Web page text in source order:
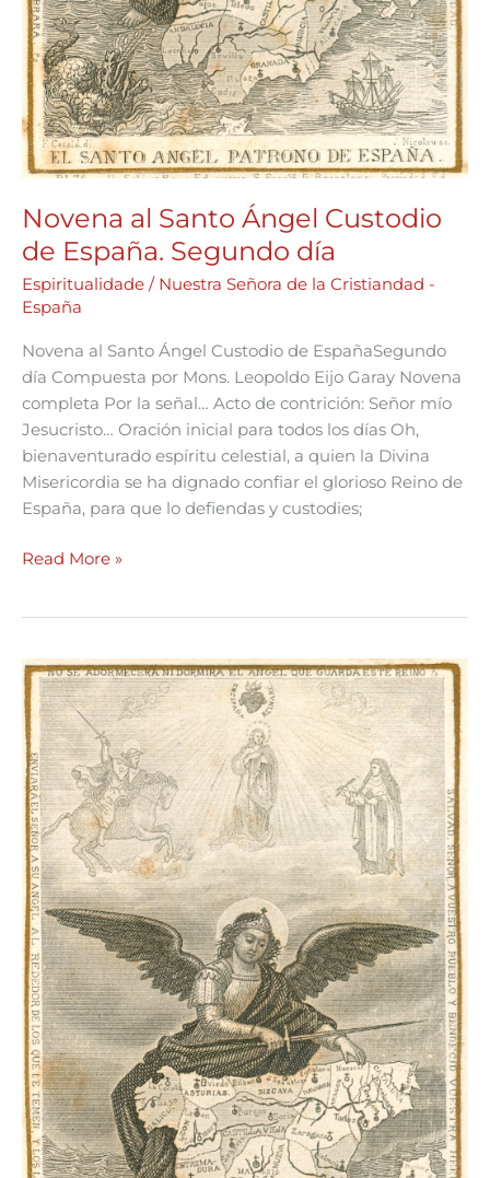
Novena al Santo Ángel Custodio
de España. Segundo día
Espiritualidade / Nuestra Señora de la Cristiandad -
España
Novena al Santo Ángel Custodio de EspañaSegundo
día Compuesta por Mons. Leopoldo Eijo Garay Novena
completa Por la señal… Acto de contrición: Señor mío
Jesucristo… Oración inicial para todos los días Oh,
bienaventurado espíritu celestial, a quien la Divina
Misericordia se ha dignado confiar el glorioso Reino de
España, para que lo defiendas y custodies;
Read More »
Novena
al
Santo
Ángel
Custodio
de
España.
Primer
día